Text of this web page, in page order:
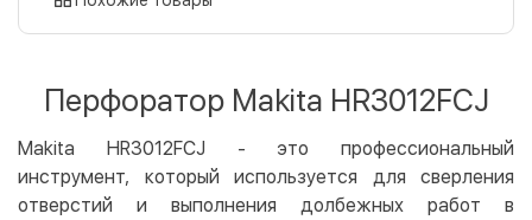
LiqPay
Apple Pay
Google Pay
Перфоратор Makita HR3012FCJ
Makita HR3012FCJ - это профессиональный
инструмент, который используется для сверления
отверстий и выполнения долбежных работ в